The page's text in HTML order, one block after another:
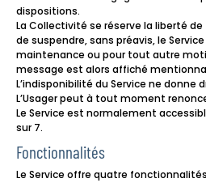
dispositions.
La Collectivité se réserve la liberté
de suspendre, sans préavis, le
maintenance ou pour tout autre
message est alors affiché
L’indisponibilité du Service ne donne
L’Usager peut à tout moment
Le Service est normalement
sur 7.
Fonctionnalités
Le Service offre quatre